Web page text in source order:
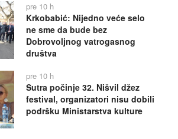
pre 10 h
Krkobabić: Nijedno veće selo
ne sme da bude bez
Dobrovoljnog vatrogasnog
društva
pre 10 h
Sutra počinje 32. Nišvil džez
festival, organizatori nisu dobili
podršku Ministarstva kulture